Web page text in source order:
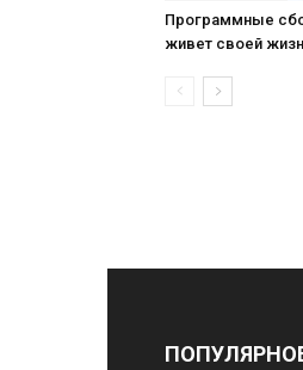
Программные
живет своей